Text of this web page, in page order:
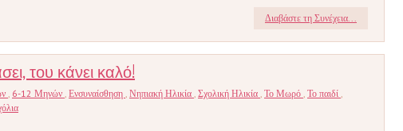
Διαβάστε τη Συνέχεια...
του κάνει καλό!
, 6-12 Μηνών , Ενσυναίσθηση , Νηπιακή Ηλικία , Σχολική Ηλικία , Το Μωρό , Το παιδί ,